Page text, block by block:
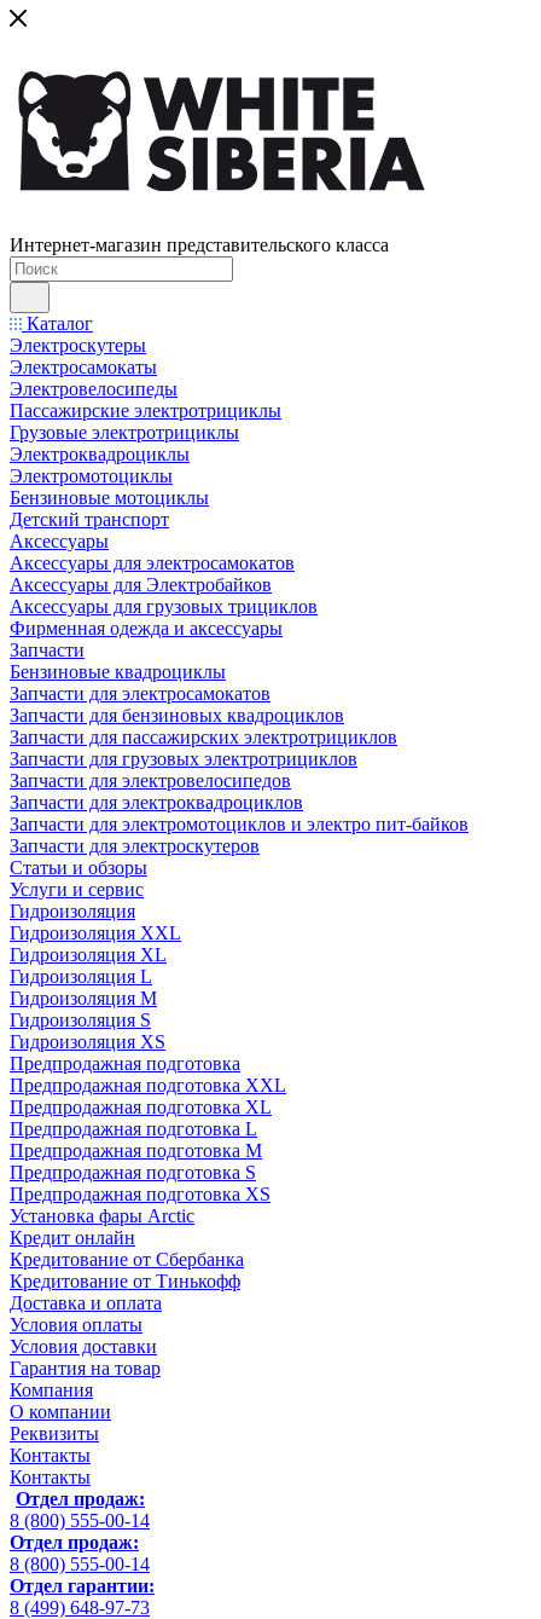
Интернет-магазин представительского класса
Каталог
Электроскутеры
Электросамокаты
Электровелосипеды
Пассажирские электротрициклы
Грузовые электротрициклы
Электроквадроциклы
Электромотоциклы
Бензиновые мотоциклы
Детский транспорт
Аксессуары
Аксессуары для электросамокатов
Аксессуары для Электробайков
Аксессуары для грузовых трициклов
Фирменная одежда и аксессуары
Запчасти
Бензиновые квадроциклы
Запчасти для электросамокатов
Запчасти для бензиновых квадроциклов
Запчасти для пассажирских электротрициклов
Запчасти для грузовых электротрициклов
Запчасти для электровелосипедов
Запчасти для электроквадроциклов
Запчасти для электромотоциклов и электро пит-байков
Запчасти для электроскутеров
Статьи и обзоры
Услуги и сервис
Гидроизоляция
Гидроизоляция XXL
Гидроизоляция XL
Гидроизоляция L
Гидроизоляция M
Гидроизоляция S
Гидроизоляция XS
Предпродажная подготовка
Предпродажная подготовка XXL
Предпродажная подготовка XL
Предпродажная подготовка L
Предпродажная подготовка M
Предпродажная подготовка S
Предпродажная подготовка XS
Установка фары Arctic
Кредит онлайн
Кредитование от Сбербанка
Кредитование от Тинькофф
Доставка и оплата
Условия оплаты
Условия доставки
Гарантия на товар
Компания
О компании
Реквизиты
Контакты
Контакты
Отдел продаж:
8 (800) 555-00-14
Отдел продаж:
8 (800) 555-00-14
Отдел гарантии:
8 (499) 648-97-73